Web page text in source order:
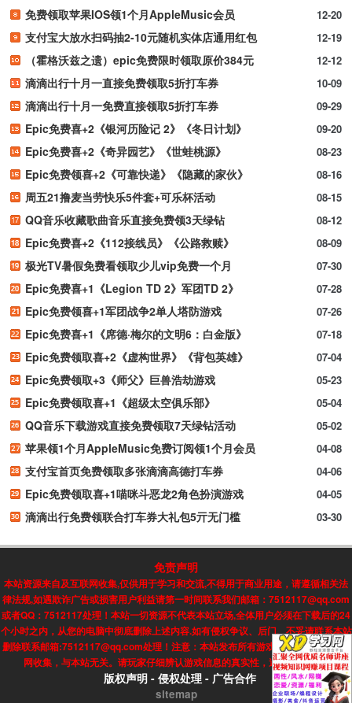
12-20
免费领取苹果IOS领1个月AppleMusic会员
12-19
支付宝大放水扫码抽2-10元随机实体店通用红包
12-12
（霍格沃兹之遗）epic免费限时领取原价384元
10-09
滴滴出行十月一直接免费领取5折打车券
09-29
滴滴出行十月一免费直接领取5折打车券
09-20
Epic免费喜+2《银河历险记 2》《冬日计划》
08-23
Epic免费喜+2《奇异园艺》《世蛙桃源》
08-16
Epic免费领喜+2《可靠快递》《隐藏的家伙》
08-15
周五21撸麦当劳快乐5件套+可乐杯活动
08-12
QQ音乐收藏歌曲音乐直接免费领3天绿钻
08-09
Epic免费喜+2《112接线员》《公路救赎》
07-30
极光TV暑假免费看领取少儿vip免费一个月
07-28
Epic免费喜+1《Legion TD 2》军团TD 2》
07-26
Epic免费领喜+1军团战争2单人塔防游戏
07-18
Epic免费喜+1《席德·梅尔的文明6：白金版》
07-04
Epic免费领取喜+2《虚构世界》《背包英雄》
05-23
Epic免费领取+3《师父》巨兽浩劫游戏
05-04
Epic免费领取喜+1《超级太空俱乐部》
05-02
QQ音乐下载游戏直接免费领取7天绿钻活动
04-08
苹果领1个月AppleMusic免费订阅领1个月会员
04-06
支付宝首页免费领取多张滴滴高德打车券
04-05
Epic免费领取喜+1喵咪斗恶龙2角色扮演游戏
03-30
滴滴出行免费领联合打车券大礼包5亓无门槛
免责声明
本站资源来自及互联网收集,仅供用于学习和交流,不得用于商业用途，请遵循相关法
律法规,如遇欺诈广告或损害用户利益请第一时间联系我们邮箱：7512117@qq.com
或者QQ：7512117处理！本站一切资源不代表本站立场,全体用户必须在下载后的24
个小时之内，从您的电脑中彻底删除上述内容.如有侵权争议、后门、不妥请联系本站
删除联系邮箱:7512117@qq.com处理！注意：本站发布所有游戏信息，均来自互联
网收集，与本站无关。请玩家仔细辨认游戏信息的真实性，避免上当受骗!
版权声明 - 侵权处理 - 广告合作
sitemap